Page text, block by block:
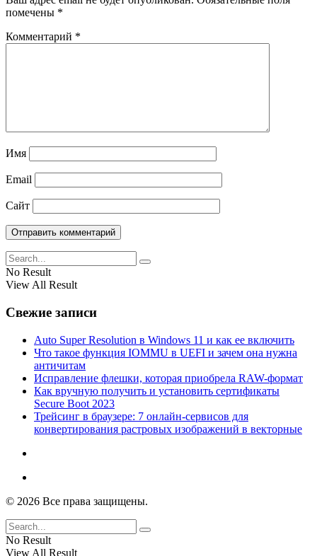
помечены *
Комментарий *
Имя
Email
Сайт
No Result
View All Result
Свежие записи
Auto Super Resolution в Windows 11 и как ее включить
Что такое функция IOMMU в UEFI и зачем она нужна
античитам
Исправление флешки, которая приобрела RAW-формат
Как вручную получить и установить сертификаты
Secure Boot 2023
Трейсинг в браузере: 7 онлайн-сервисов для
конвертирования растровых изображений в векторные
© 2026 Все права защищены.
No Result
View All Result